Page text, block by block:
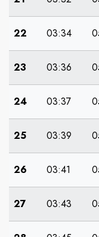
22 03:34
23 03:36
24 03:37
25 03:39
26 03:41
27 03:43